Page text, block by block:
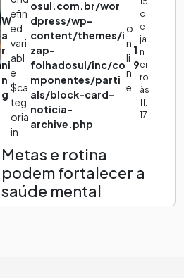
W
a
r
ni
n
g
efin
ed
vari
abl
e
$ca
teg
oria
in
osul.com.br/wor
dpress/wp-
content/themes/i
zap-
folhadosul/inc/co
mponentes/parti
als/block-card-
noticia-
archive.php
o
n
li
n
e
1
9
d
e
ja
n
ei
ro
às
11:
17
Metas e rotina
podem fortalecer a
saúde mental